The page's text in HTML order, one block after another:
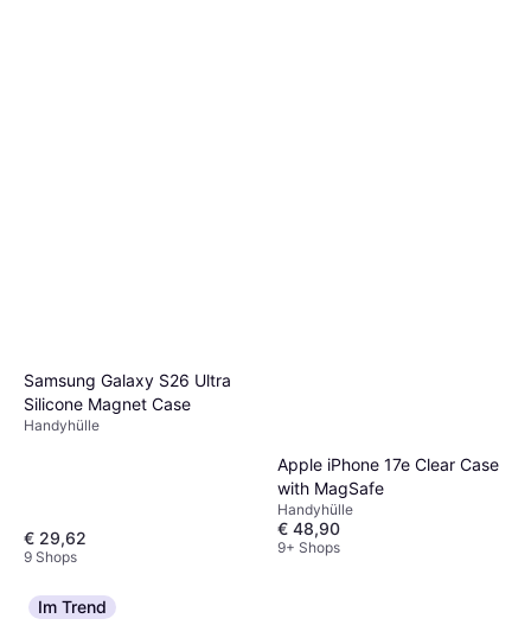
Samsung Galaxy S26 Ultra
Silicone Magnet Case
Handyhülle
€ 29,62
9 Shops
Apple iPhone 17e Clear Case
with MagSafe
Handyhülle
€ 48,90
9+ Shops
Im Trend